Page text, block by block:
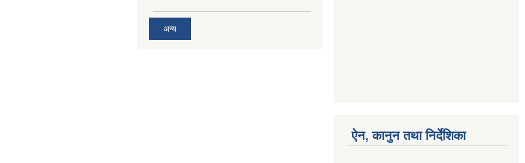
अन्य
ऐन, कानुन तथा निर्देशिका